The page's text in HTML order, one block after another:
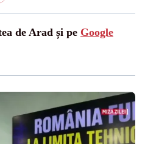
de Arad și pe Google